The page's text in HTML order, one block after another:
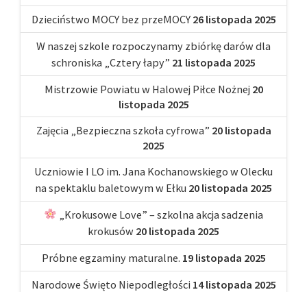
Dzieciństwo MOCY bez przeMOCY 26 listopada 2025
W naszej szkole rozpoczynamy zbiórkę darów dla
schroniska „Cztery łapy” 21 listopada 2025
Mistrzowie Powiatu w Halowej Piłce Nożnej 20
listopada 2025
Zajęcia „Bezpieczna szkoła cyfrowa” 20 listopada
2025
Uczniowie I LO im. Jana Kochanowskiego w Olecku
na spektaklu baletowym w Ełku 20 listopada 2025
„Krokusowe Love” – szkolna akcja sadzenia
krokusów 20 listopada 2025
Próbne egzaminy maturalne. 19 listopada 2025
Narodowe Święto Niepodległości 14 listopada 2025